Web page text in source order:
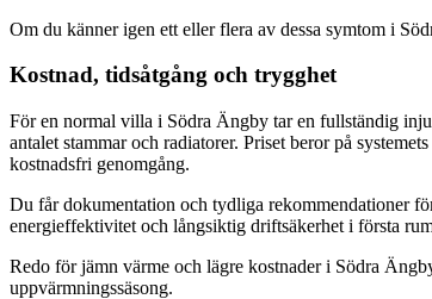
Om du känner igen ett eller flera av dessa symtom i
Kostnad, tidsåtgång och trygghet
För en normal villa i Södra Ängby tar en fullständig
antalet stammar och radiatorer. Priset beror på
kostnadsfri genomgång.
Du får dokumentation och tydliga rekommendationer
energieffektivitet och långsiktig driftsäkerhet i första
Redo för jämn värme och lägre kostnader i Södra
uppvärmningssäsong.